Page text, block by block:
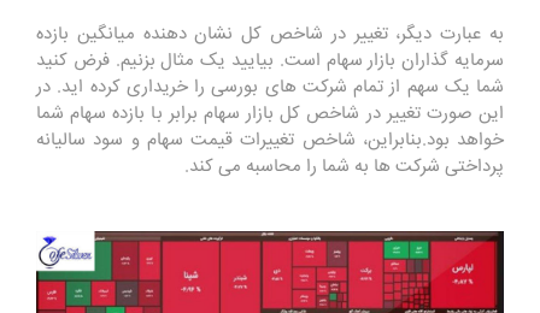
به عبارت دیگر، تغییر در شاخص کل نشان دهنده میانگین بازده
سرمایه گذاران بازار سهام است. بیایید یک مثال بزنیم. فرض کنید
شما یک سهم از تمام شرکت های بورسی را خریداری کرده اید. در
این صورت تغییر در شاخص کل بازار سهام برابر با بازده سهام شما
خواهد بود.بنابراین، شاخص تغییرات قیمت سهام و سود سالیانه
پرداختی شرکت ها به شما را محاسبه می کند.